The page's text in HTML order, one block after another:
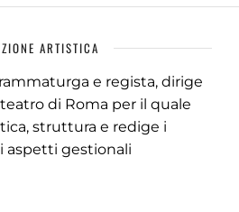
ARTISTICA
e regista, dirige
di Roma per il quale
struttura e redige i
aspetti gestionali